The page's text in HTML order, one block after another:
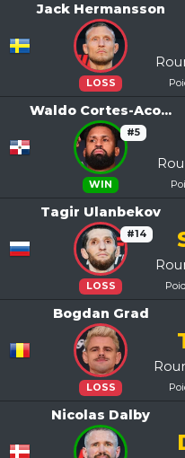
Jack Hermansson
LOSS
Waldo Cortes-Aco...
#5
WIN
Tagir Ulanbekov
#14
LOSS
Bogdan Grad
LOSS
Nicolas Dalby